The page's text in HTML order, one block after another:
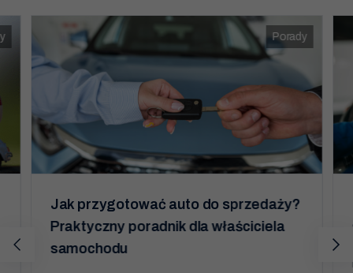
Porady
Jak przygotować auto do sprzedaży?
Praktyczny poradnik dla właściciela
samochodu